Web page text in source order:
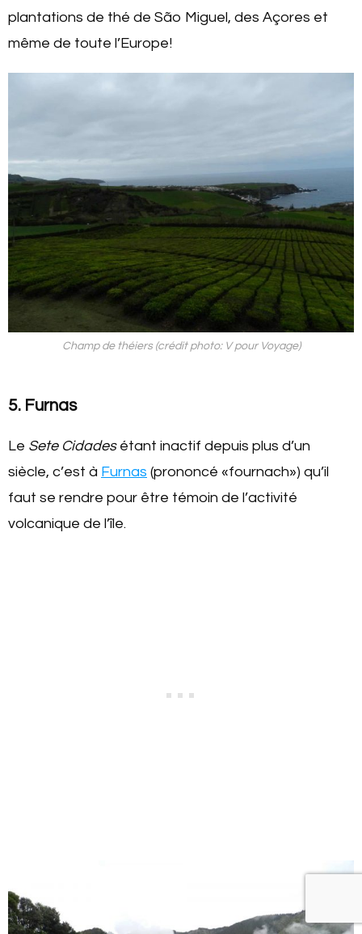
plantations de thé de São Miguel, des Açores et
même de toute l’Europe!
Champ de théiers (crédit photo: V pour Voyage)
5. Furnas
Le Sete Cidadesétant inactif depuis plus d’un
siècle, c’est à Furnas (prononcé «fournach») qu’il
faut se rendre pour être témoin de l’activité
volcanique de l’île.